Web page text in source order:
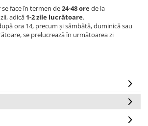
face în termen de24-48 orede la
adică 1-2 zile lucrătoare.
ora 14, precum și sâmbătă, duminică sau
se prelucrează în următoarea zi